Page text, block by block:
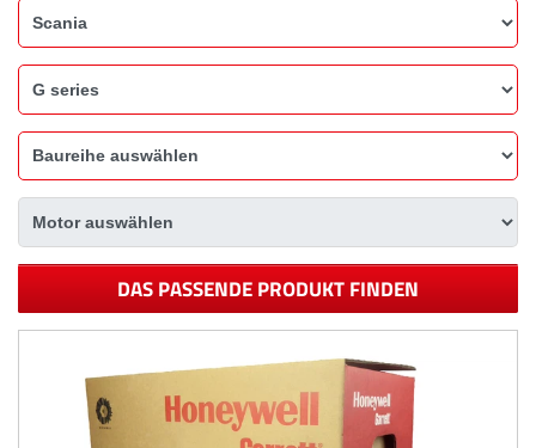
DAS PASSENDE PRODUKT FINDEN